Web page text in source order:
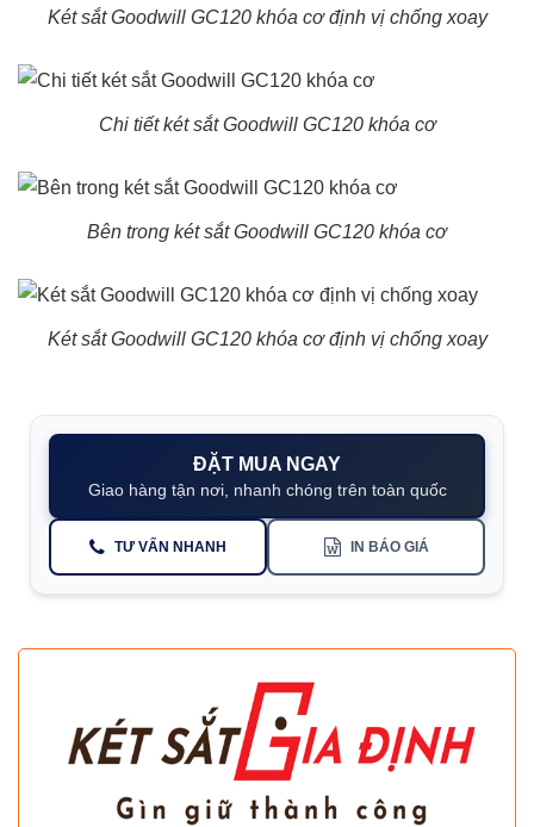
Két sắt Goodwill GC120 khóa cơ định vị chống xoay
Chi tiết két sắt Goodwill GC120 khóa cơ
Bên trong két sắt Goodwill GC120 khóa cơ
Két sắt Goodwill GC120 khóa cơ định vị chống xoay
ĐẶT MUA NGAY
Giao hàng tận nơi, nhanh chóng trên toàn quốc
TƯ VẤN NHANH IN BÁO GIÁ